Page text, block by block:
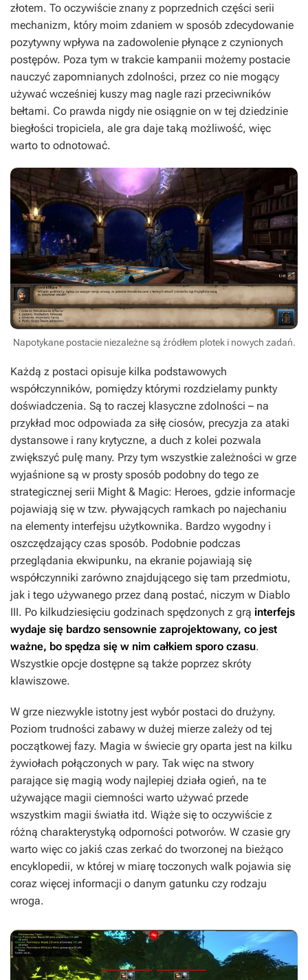
złotem. To oczywiście znany z poprzednich części serii
mechanizm, który moim zdaniem w sposób zdecydowanie
pozytywny wpływa na zadowolenie płynące z czynionych
postępów. Poza tym w trakcie kampanii możemy postacie
nauczyć zapomnianych zdolności, przez co nie mogący
używać wcześniej kuszy mag nagle razi przeciwników
bełtami. Co prawda nigdy nie osiągnie on w tej dziedzinie
biegłości tropiciela, ale gra daje taką możliwość, więc
warto to odnotować.
Napotykane postacie niezależne są źródłem plotek i nowych zadań.
Każdą z postaci opisuje kilka podstawowych
współczynników, pomiędzy którymi rozdzielamy punkty
doświadczenia. Są to raczej klasyczne zdolności – na
przykład moc odpowiada za siłę ciosów, precyzja za ataki
dystansowe i rany krytyczne, a duch z kolei pozwala
zwiększyć pulę many. Przy tym wszystkie zależności w grze
wyjaśnione są w prosty sposób podobny do tego ze
strategicznej serii Might & Magic: Heroes, gdzie informacje
pojawiają się w tzw. pływających ramkach po najechaniu
na elementy interfejsu użytkownika. Bardzo wygodny i
oszczędzający czas sposób. Podobnie podczas
przeglądania ekwipunku, na ekranie pojawiają się
współczynniki zarówno znajdującego się tam przedmiotu,
jak i tego używanego przez daną postać, niczym w Diablo
III. Po kilkudziesięciu godzinach spędzonych z grą interfejs
wydaje się bardzo sensownie zaprojektowany, co jest
ważne, bo spędza się w nim całkiem sporo czasu.
Wszystkie opcje dostępne są także poprzez skróty
klawiszowe.
W grze niezwykle istotny jest wybór postaci do drużyny.
Poziom trudności zabawy w dużej mierze zależy od tej
początkowej fazy. Magia w świecie gry oparta jest na kilku
żywiołach połączonych w pary. Tak więc na stwory
parające się magią wody najlepiej działa ogień, na te
używające magii ciemności warto używać przede
wszystkim magii światła itd. Wiąże się to oczywiście z
różną charakterystyką odporności potworów. W czasie gry
warto więc co jakiś czas zerkać do tworzonej na bieżąco
encyklopedii, w której w miarę toczonych walk pojawia się
coraz więcej informacji o danym gatunku czy rodzaju
wroga.